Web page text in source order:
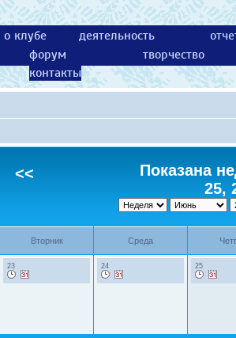
о клубе деятельность
форум
творчество
контакты
<<
Показана
25,
Вторник Среда
23 24 25